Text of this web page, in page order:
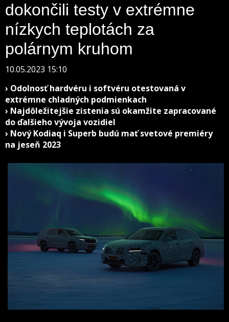
dokončili testy v extrémne
nízkych teplotách za
polárnym kruhom
10.05.2023 15:10
› Odolnosť hardvéru i softvéru otestovaná v
extrémne chladných podmienkach
› Najdôležitejšie zistenia sú okamžite zapracované
do ďalšieho vývoja vozidiel
› Nový Kodiaq i Superb budú mať svetové premiéry
na jeseň 2023